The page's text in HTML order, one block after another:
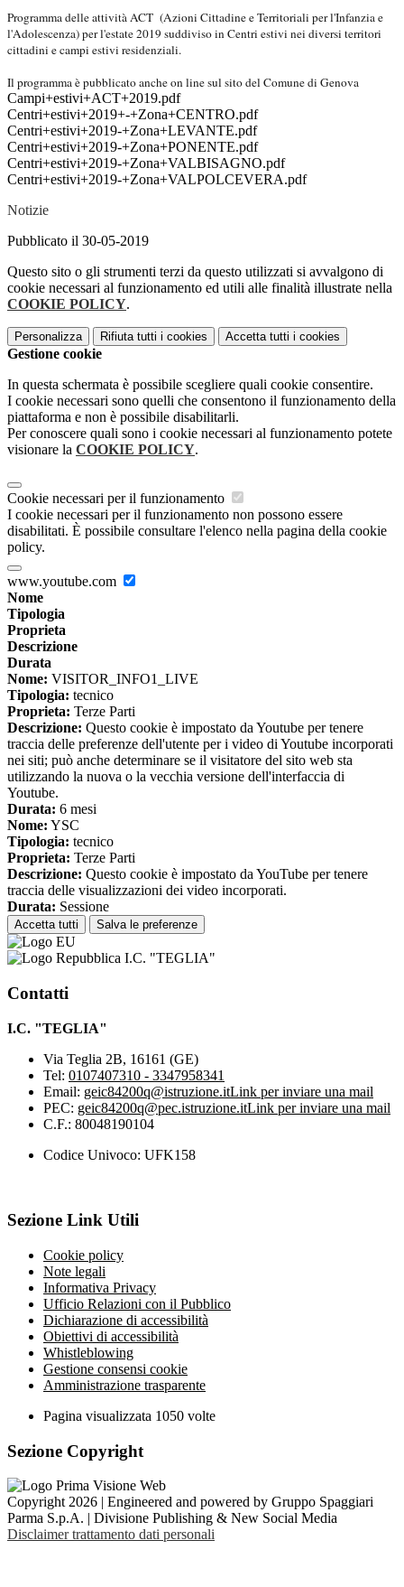
Programma delle attività ACT (Azioni Cittadine e Territoriali per l'Infanzia e
l'Adolescenza) per l'estate 2019 suddiviso in Centri estivi nei diversi territori
cittadini e campi estivi residenziali.
Il programma è pubblicato anche on line sul sito del Comune di Genova
Campi+estivi+ACT+2019.pdf
Centri+estivi+2019+-+Zona+CENTRO.pdf
Centri+estivi+2019-+Zona+LEVANTE.pdf
Centri+estivi+2019-+Zona+PONENTE.pdf
Centri+estivi+2019-+Zona+VALBISAGNO.pdf
Centri+estivi+2019-+Zona+VALPOLCEVERA.pdf
Notizie
Pubblicato il 30-05-2019
Questo sito o gli strumenti terzi da questo utilizzati si avvalgono di
cookie necessari al funzionamento ed utili alle finalità illustrate nella
COOKIE POLICY.
Personalizza Rifiuta tutti i cookies Accetta tutti i cookies
Gestione cookie
In questa schermata è possibile scegliere quali cookie consentire.
I cookie necessari sono quelli che consentono il funzionamento della
piattaforma e non è possibile disabilitarli.
Per conoscere quali sono i cookie necessari al funzionamento potete
visionare la COOKIE POLICY.
Cookie necessari per il funzionamento
I cookie necessari per il funzionamento non possono essere
disabilitati. È possibile consultare l'elenco nella pagina della cookie
policy.
www.youtube.com
Nome
Tipologia
Proprieta
Descrizione
Durata
Nome: VISITOR_INFO1_LIVE
Tipologia: tecnico
Proprieta: Terze Parti
Descrizione: Questo cookie è impostato da Youtube per tenere
traccia delle preferenze dell'utente per i video di Youtube incorporati
nei siti; può anche determinare se il visitatore del sito web sta
utilizzando la nuova o la vecchia versione dell'interfaccia di
Youtube.
Durata: 6 mesi
Nome: YSC
Tipologia: tecnico
Proprieta: Terze Parti
Descrizione: Questo cookie è impostato da YouTube per tenere
traccia delle visualizzazioni dei video incorporati.
Durata: Sessione
Accetta tutti Salva le preferenze
I.C. "TEGLIA"
Contatti
I.C. "TEGLIA"
Via Teglia 2B, 16161 (GE)
Tel: 0107407310 - 3347958341
Email: geic84200q@istruzione.itLink per inviare una mail
PEC: geic84200q@pec.istruzione.itLink per inviare una mail
C.F.: 80048190104
Codice Univoco: UFK158
Sezione Link Utili
Cookie policy
Note legali
Informativa Privacy
Ufficio Relazioni con il Pubblico
Dichiarazione di accessibilità
Obiettivi di accessibilità
Whistleblowing
Gestione consensi cookie
Amministrazione trasparente
Pagina visualizzata 1050 volte
Sezione Copyright
Copyright 2026 | Engineered and powered by Gruppo Spaggiari
Parma S.p.A. | Divisione Publishing & New Social Media
Disclaimer trattamento dati personali